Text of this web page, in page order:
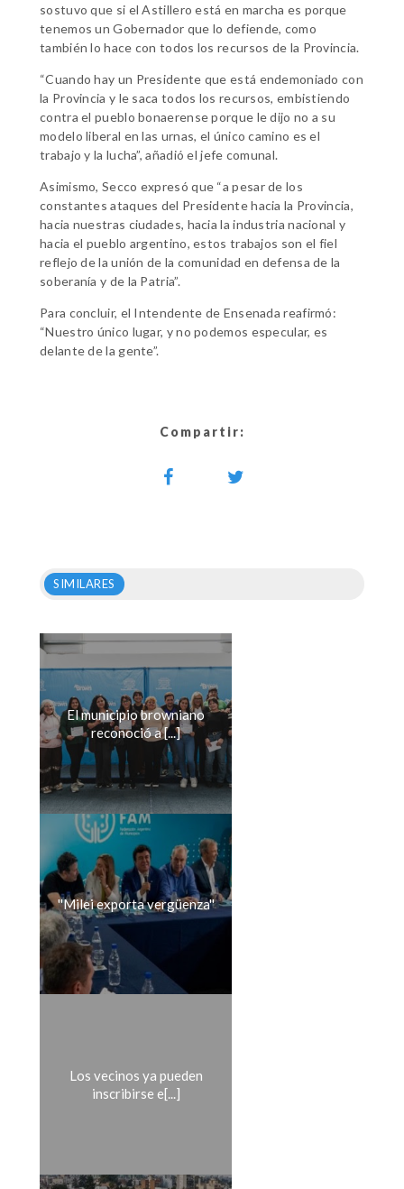
sostuvo que si el Astillero está en marcha es porque
tenemos un Gobernador que lo defiende, como
también lo hace con todos los recursos de la Provincia.
“Cuando hay un Presidente que está endemoniado con
la Provincia y le saca todos los recursos, embistiendo
contra el pueblo bonaerense porque le dijo no a su
modelo liberal en las urnas, el único camino es el
trabajo y la lucha”, añadió el jefe comunal.
Asimismo, Secco expresó que “a pesar de los
constantes ataques del Presidente hacia la Provincia,
hacia nuestras ciudades, hacia la industria nacional y
hacia el pueblo argentino, estos trabajos son el fiel
reflejo de la unión de la comunidad en defensa de la
soberanía y de la Patria”.
Para concluir, el Intendente de Ensenada reafirmó:
“Nuestro único lugar, y no podemos especular, es
delante de la gente”.
Compartir:
SIMILARES
El municipio browniano
reconoció a [...]
''Milei exporta vergüenza''
Los vecinos ya pueden
inscribirse e[...]